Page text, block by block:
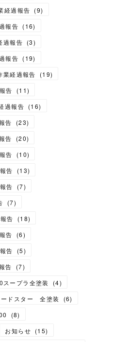
経過報告 (9)
報告 (16)
過報告 (3)
報告 (19)
経過報告
(19)
告
(11)
過報告 (16)
告
(23)
告
(20)
告
(10)
告
(13)
告
(7)
(7)
告
(18)
告
(6)
告
(5)
告
(7)
スープラ全塗装 (4)
ードスター 全塗装 (6)
(8)
お知らせ (15)